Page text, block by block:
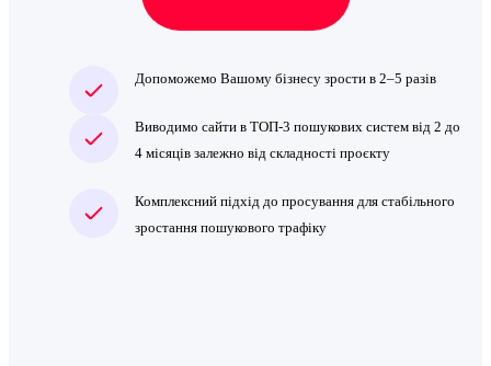
Допоможемо Вашому бізнесу зрости в 2–5 разів
Виводимо сайти в ТОП‑3 пошукових систем від 2 до
4 місяців залежно від складності проєкту
Комплексний підхід до просування для стабільного
зростання пошукового трафіку